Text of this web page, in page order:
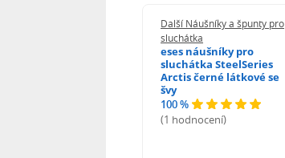
Další Náušníky a špunty pro
sluchátka
eses náušníky pro
sluchátka SteelSeries
Arctis černé látkové se
švy
100 %
(1 hodnocení)